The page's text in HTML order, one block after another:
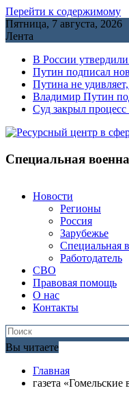
Перейти к содержимому
Пятница, 7 августа, 2026
Лента
В России
Путин подписал
Путина не
Владимир Путин
Cуд закрыл
Специальная
Новости
Регионы
Россия
Зарубежье
Специальная
Работодатель
СВО
Правовая помощь
О нас
Контакты
Вы читаете
Главная
газета «Гомельские